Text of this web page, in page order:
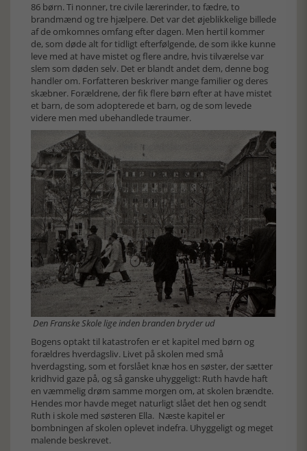
86 børn. Ti nonner, tre civile lærerinder, to fædre, to
brandmænd og tre hjælpere. Det var det øjeblikkelige billede
af de omkomnes omfang efter dagen. Men hertil kommer
de, som døde alt for tidligt efterfølgende, de som ikke kunne
leve med at have mistet og flere andre, hvis tilværelse var
slem som døden selv. Det er blandt andet dem, denne bog
handler om. Forfatteren beskriver mange familier og deres
skæbner. Forældrene, der fik flere børn efter at have mistet
et barn, de som adopterede et barn, og de som levede
videre men med ubehandlede traumer.
Den Franske Skole lige inden branden bryder ud
Bogens optakt til katastrofen er et kapitel med børn og
forældres hverdagsliv. Livet på skolen med små
hverdagsting, som et forslået knæ hos en søster, der sætter
kridhvid gaze på, og så ganske uhyggeligt: Ruth havde haft
en væmmelig drøm samme morgen om, at skolen brændte.
Hendes mor havde meget naturligt slået det hen og sendt
Ruth i skole med søsteren Ella. Næste kapitel er
bombningen af skolen oplevet indefra. Uhyggeligt og meget
malende beskrevet.